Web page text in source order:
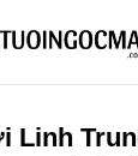
Linh